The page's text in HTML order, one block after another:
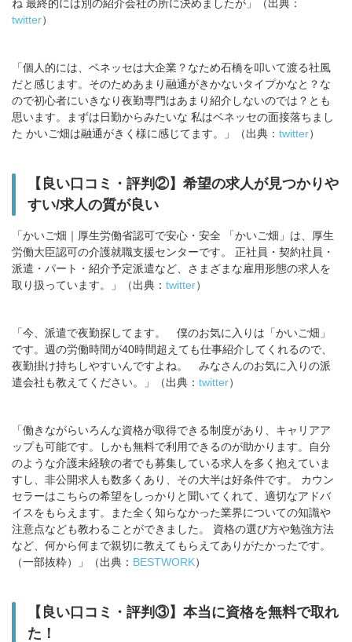
ね 最終的には別の紹介会社の所に決めましたが」（出典：
twitter）
「個人的には、ベネッセは大企業？なため石橋を叩いて渡る社風
だと感じます。そのためあまり融通がきかないタイプかなと？な
ので初心者にいきなり夜勤専門はあまり紹介しないのでは？とも
思います。まずは日勤からみたいな 私はベネッセの面接落ちまし
た かいご畑は融通がきく様に感じてます。」（出典： twitter）
【良い口コミ・評判②】希望の求人が見つかりや
すい/求人の質が良い
「かいご畑｜厚生労働省認可で安心・安全 「かいご畑」は、厚生
労働大臣認可の介護就職支援センターです。 正社員・契約社員・
派遣・パート・紹介予定派遣など、さまざまな雇用形態の求人を
取り扱っています。」（出典： twitter）
「今、派遣で夜勤探してます。 僕のお気に入りは「かいご畑」
です。週の労働時間が40時間超えても仕事紹介してくれるので、
夜勤掛け持ちしやすいんですよね。 みなさんのお気に入りの派
遣会社も教えてください。」（出典： twitter）
「働きながらいろんな資格が取得できる制度があり、キャリアア
ップも可能です。しかも無料で利用できるのが助かります。自分
のような介護未経験の者でも募集している求人を多く抱えていま
すし、非公開求人も数多くあり、その大半は好条件です。 カウン
セラーはこちらの希望をしっかりと聞いてくれて、適切なアドバ
イスをもらえます。また全く知らなかった業界についての知識や
注意点なども教わることができました。 資格の選び方や勉強方法
など、何から何まで親切に教えてもらえてありがたかったです。
（一部抜粋）」（出典： BESTWORK）
【良い口コミ・評判③】本当に資格を無料で取れ
た！